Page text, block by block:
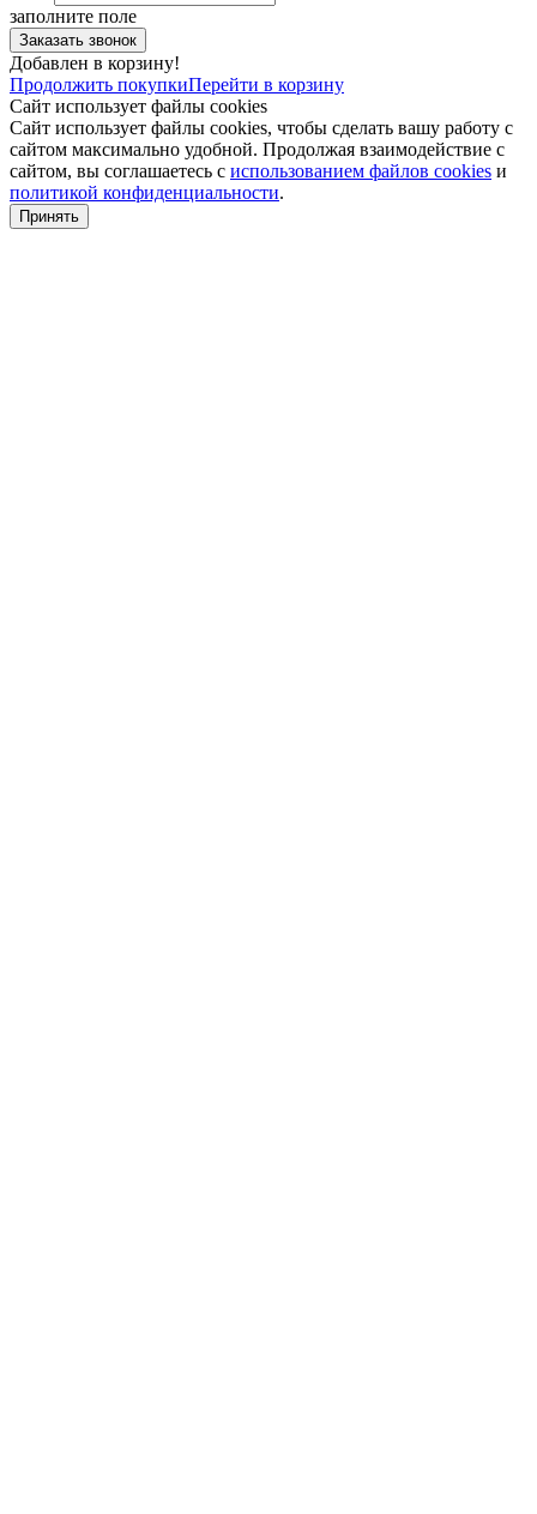
заполните поле
Добавлен в корзину!
Продолжить покупкиПерейти в корзину
Сайт использует файлы cookies
Сайт использует файлы cookies, чтобы сделать вашу работу с
сайтом максимально удобной. Продолжая взаимодействие с
сайтом, вы соглашаетесь с использованием файлов cookies и
политикой конфиденциальности.
Принять